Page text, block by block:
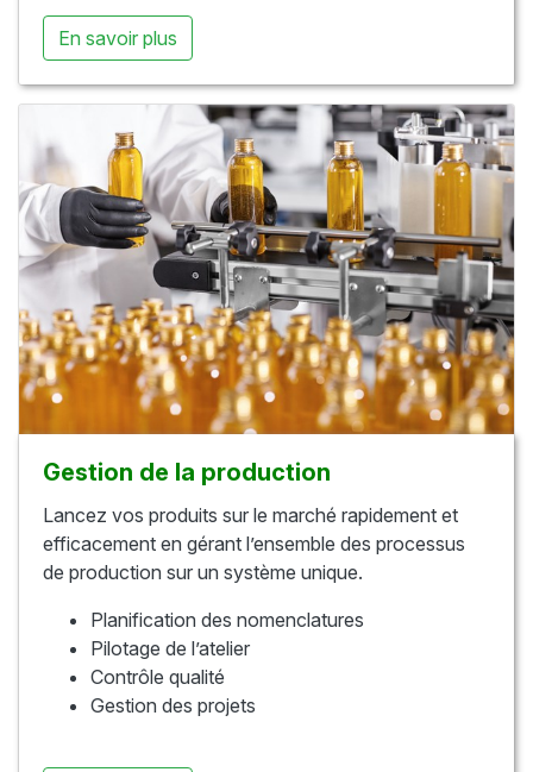
En savoir plus
Gestion de la production
Lancez vos produits sur le marché rapidement et
efficacement en gérant l’ensemble des processus
de production sur un système unique.
Planification des nomenclatures
Pilotage de l’atelier
Contrôle qualité
Gestion des projets